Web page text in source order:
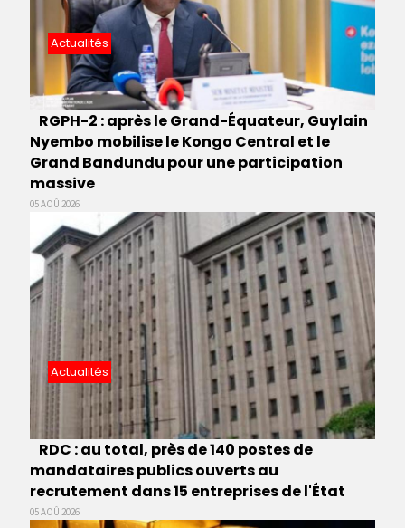
Actualités
RGPH-2 : après le Grand-Équateur, Guylain
Nyembo mobilise le Kongo Central et le
Grand Bandundu pour une participation
massive
05 AOÛ 2026
Actualités
RDC : au total, près de 140 postes de
mandataires publics ouverts au
recrutement dans 15 entreprises de l'État
05 AOÛ 2026